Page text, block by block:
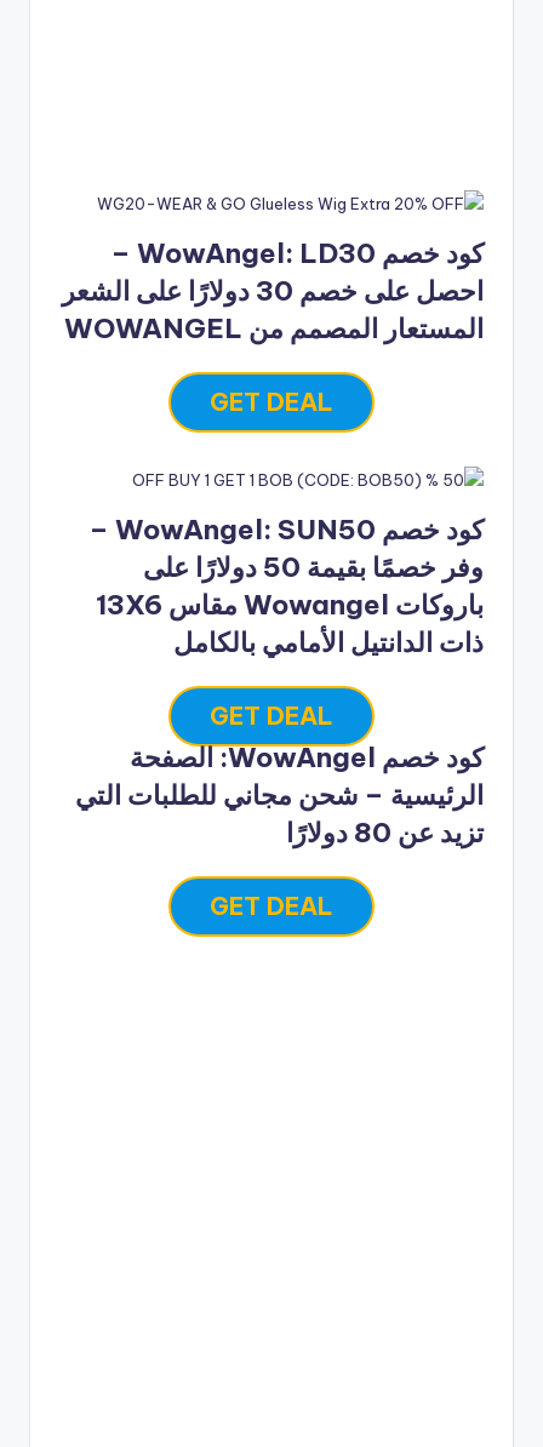
كود خصم WowAngel: LD30 –
احصل على خصم 30 دولارًا على الشعر
المستعار المصمم من WOWANGEL
GET DEAL
كود خصم WowAngel: SUN50 –
وفر خصمًا بقيمة 50 دولارًا على
باروكات Wowangel مقاس 13X6
ذات الدانتيل الأمامي بالكامل
GET DEAL
كود خصم WowAngel: الصفحة
الرئيسية – شحن مجاني للطلبات التي
تزيد عن 80 دولارًا
GET DEAL